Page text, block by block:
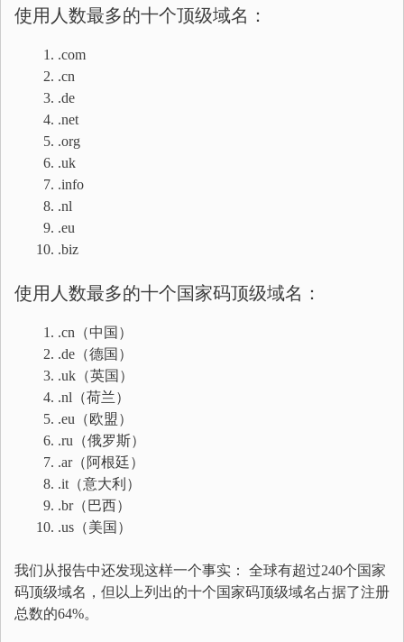
使用人数最多的十个顶级域名：
.com
.cn
.de
.net
.org
.uk
.info
.nl
.eu
.biz
使用人数最多的十个国家码顶级域名：
.cn（中国）
.de（德国）
.uk（英国）
.nl（荷兰）
.eu（欧盟）
.ru（俄罗斯）
.ar（阿根廷）
.it（意大利）
.br（巴西）
.us（美国）
我们从报告中还发现这样一个事实： 全球有超过240个国家
码顶级域名，但以上列出的十个国家码顶级域名占据了注册
总数的64%。